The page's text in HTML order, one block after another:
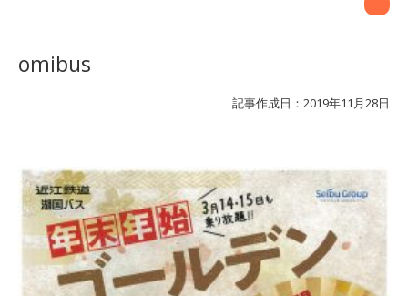
omibus
記事作成日：2019年11月28日